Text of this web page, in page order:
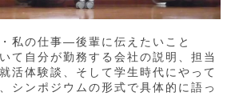
私の仕事―後輩に伝えたいこと
て自分が勤務する会社の説明、担当
活体験談、そして学生時代にやって
シンポジウムの形式で具体的に語っ